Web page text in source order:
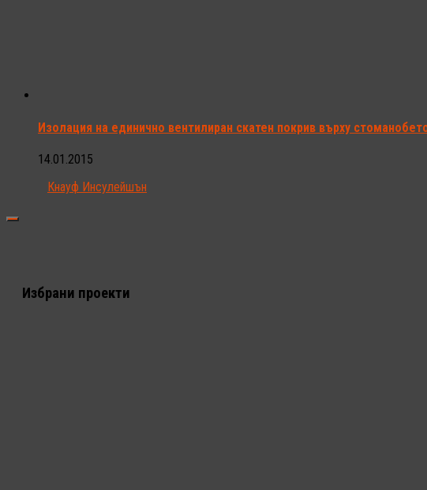
Изолация на единично вентилиран скатен покрив върху
14.01.2015
Кнауф Инсулейшън
Избрани проекти